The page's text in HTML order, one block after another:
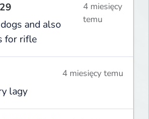
and also
for rifle
4 miesięcy
temu
lagy
4 miesięcy temu